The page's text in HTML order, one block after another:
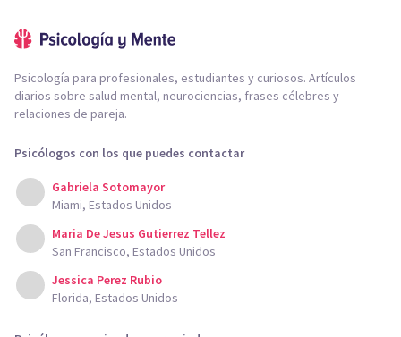
Psicología para profesionales, estudiantes y curiosos. Artículos
diarios sobre salud mental, neurociencias, frases célebres y
relaciones de pareja.
Psicólogos con los que puedes contactar
Gabriela Sotomayor
Miami, Estados Unidos
Maria De Jesus Gutierrez Tellez
San Francisco, Estados Unidos
Jessica Perez Rubio
Florida, Estados Unidos